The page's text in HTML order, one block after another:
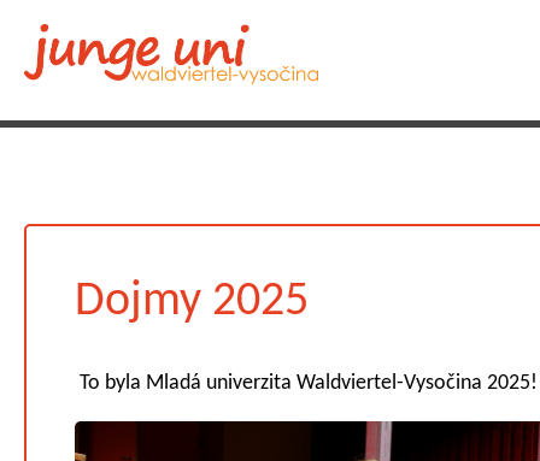
Dojmy 2025
To byla Mladá univerzita Waldviertel-Vysočina 2025!